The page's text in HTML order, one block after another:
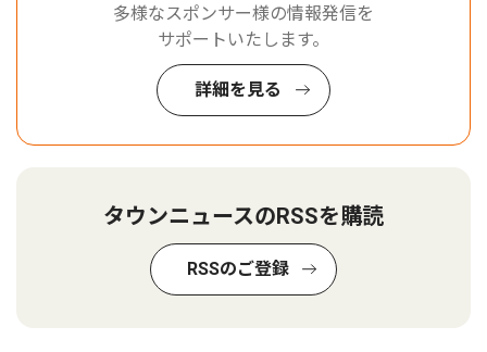
多様なスポンサー様の情報発信を
サポートいたします。
詳細を見る
タウンニュースのRSSを購読
RSSのご登録